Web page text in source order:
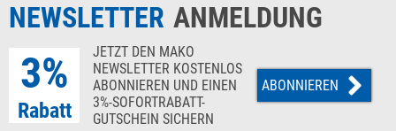
NEWSLETTER ANMELDUNG
3%
Rabatt
JETZT DEN MAKO
NEWSLETTER KOSTENLOS
ABONNIEREN UND EINEN
3%-SOFORTRABATT-
GUTSCHEIN SICHERN
ABONNIEREN